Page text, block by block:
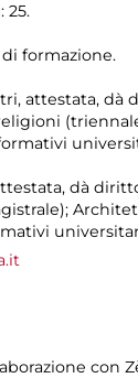
25.
formazione.
attestata,
dà
con